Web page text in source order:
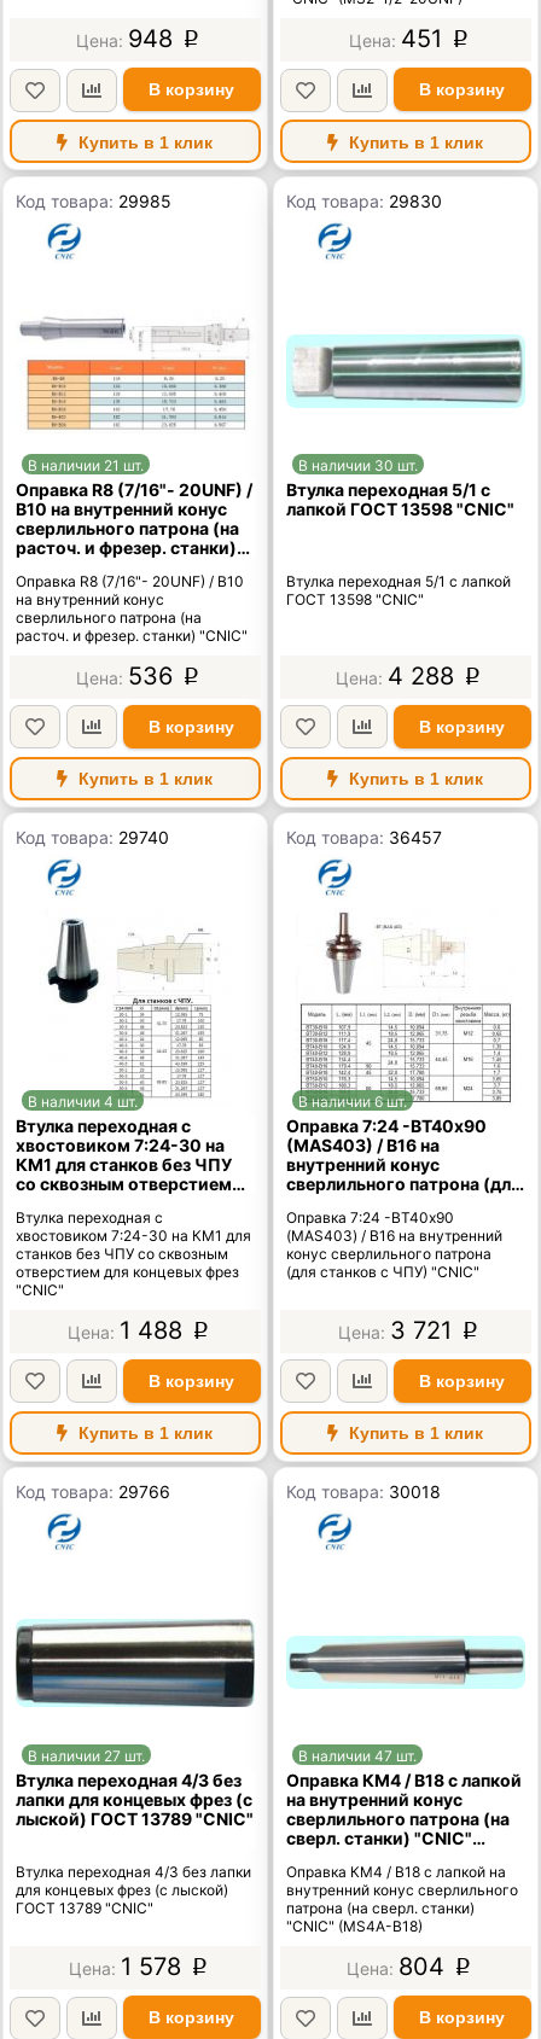
948 p
В корзину
Купить в 1 клик
451 p
В корзину
Купить в 1 клик
Код товара: 29985
В наличии 21 шт.
Оправка R8 (7/16"- 20UNF) /
В10 на внутренний конус
сверлильного патрона (на
расточ. и фрезер. станки)
Оправка R8 (7/16"- 20UNF) / В10
на внутренний конус
сверлильного патрона (на
расточ. и фрезер. станки) "CNIC"
536 p
В корзину
Купить в 1 клик
Код товара: 29830
В наличии 30 шт.
Втулка переходная 5/1 с
лапкой ГОСТ 13598 "CNIC"
Втулка переходная 5/1 с лапкой
ГОСТ 13598 "CNIC"
4 288 p
В корзину
Купить в 1 клик
Код товара: 29740
В наличии 4 шт.
Втулка переходная с
хвостовиком 7:24-30 на
КМ1 для станков без ЧПУ
со сквозным отверстием
Втулка переходная с
хвостовиком 7:24-30 на КМ1 для
станков без ЧПУ со сквозным
отверстием для концевых фрез
"CNIC"
1 488 p
В корзину
Купить в 1 клик
Код товара: 36457
В наличии 6 шт.
Оправка 7:24 -ВТ40х90
(MAS403) / В16 на
внутренний конус
сверлильного патрона (для
Оправка 7:24 -ВТ40х90
(MAS403) / В16 на внутренний
конус сверлильного патрона
(для станков с ЧПУ) "CNIC"
3 721 p
В корзину
Купить в 1 клик
Код товара: 29766
В наличии 27 шт.
Втулка переходная 4/3 без
лапки для концевых фрез (с
лыской) ГОСТ 13789 "CNIC"
Втулка переходная 4/3 без лапки
для концевых фрез (с лыской)
ГОСТ 13789 "CNIC"
1 578 p
В корзину
Код товара: 30018
В наличии 47 шт.
Оправка КМ4 / В18 с лапкой
на внутренний конус
сверлильного патрона (на
сверл. станки) "CNIC"
Оправка КМ4 / В18 с лапкой на
внутренний конус сверлильного
патрона (на сверл. станки)
"CNIC" (MS4A-B18)
804 p
В корзину